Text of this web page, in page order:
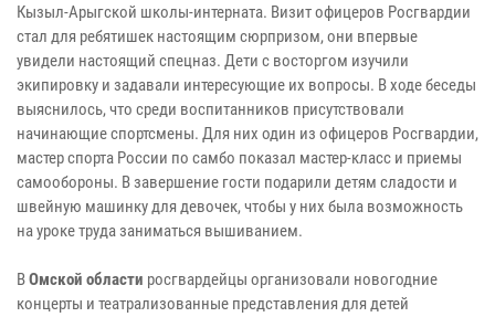
Кызыл-Арыгской школы-интерната. Визит офицеров Росгвардии
стал для ребятишек настоящим сюрпризом, они впервые
увидели настоящий спецназ. Дети с восторгом изучили
экипировку и задавали интересующие их вопросы. В ходе беседы
выяснилось, что среди воспитанников присутствовали
начинающие спортсмены. Для них один из офицеров Росгвардии,
мастер спорта России по самбо показал мастер-класс и приемы
самообороны. В завершение гости подарили детям сладости и
швейную машинку для девочек, чтобы у них была возможность
на уроке труда заниматься вышиванием.
ВОмской области росгвардейцы организовали новогодние
концерты и театрализованные представления для детей